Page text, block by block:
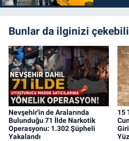
Bunlar da ilginizi
Nevşehir'in de Aralarında
Bulunduğu 71 İlde Narkotik
Operasyonu: 1.302 Şüpheli
Yakalandı
15